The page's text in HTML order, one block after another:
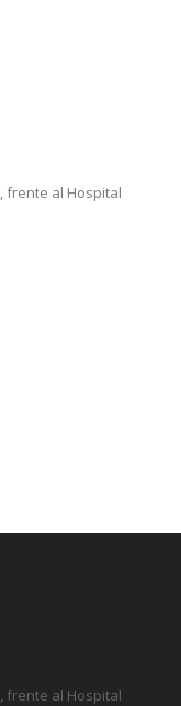
frente al Hospital
frente al Hospital